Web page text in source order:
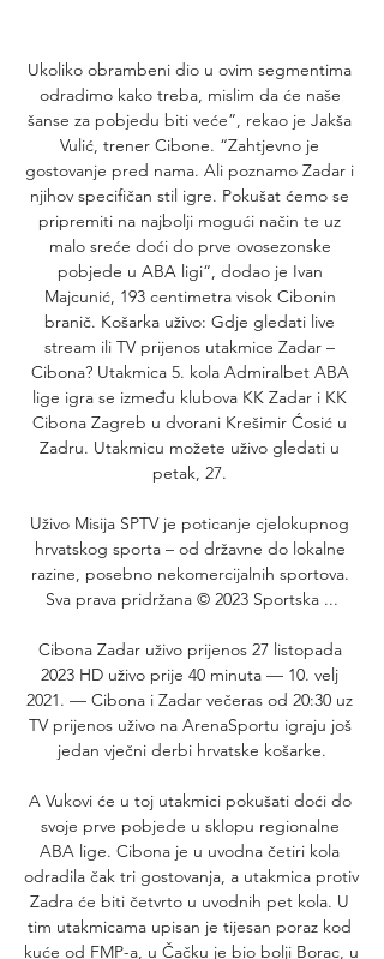
Ukoliko obrambeni dio u ovim segmentima
odradimo kako treba, mislim da će naše
šanse za pobjedu biti veće”, rekao je Jakša
Vulić, trener Cibone. “Zahtjevno je
gostovanje pred nama. Ali poznamo Zadar i
njihov specifičan stil igre. Pokušat ćemo se
pripremiti na najbolji mogući način te uz
malo sreće doći do prve ovosezonske
pobjede u ABA ligi“, dodao je Ivan
Majcunić, 193 centimetra visok Cibonin
branič. Košarka uživo: Gdje gledati live
stream ili TV prijenos utakmice Zadar –
Cibona? Utakmica 5. kola Admiralbet ABA
lige igra se između klubova KK Zadar i KK
Cibona Zagreb u dvorani Krešimir Ćosić u
Zadru. Utakmicu možete uživo gledati u
petak, 27.
Uživo Misija SPTV je poticanje cjelokupnog
hrvatskog sporta – od državne do lokalne
razine, posebno nekomercijalnih sportova.
Sva prava pridržana © 2023 Sportska ...
Cibona Zadar uživo prijenos 27 listopada
2023 HD uživo prije 40 minuta — 10. velj
2021. — Cibona i Zadar večeras od 20:30 uz
TV prijenos uživo na ArenaSportu igraju još
jedan vječni derbi hrvatske košarke.
A Vukovi će u toj utakmici pokušati doći do
svoje prve pobjede u sklopu regionalne
ABA lige. Cibona je u uvodna četiri kola
odradila čak tri gostovanja, a utakmica protiv
Zadra će biti četvrto u uvodnih pet kola. U
tim utakmicama upisan je tijesan poraz kod
kuće od FMP-a, u Čačku je bio bolji Borac, u